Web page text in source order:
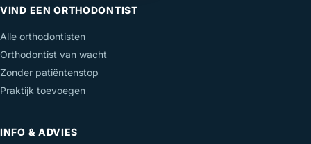
VIND EEN ORTHODONTIST
Alle orthodontisten
Orthodontist van wacht
Zonder patiëntenstop
Praktijk toevoegen
INFO & ADVIES